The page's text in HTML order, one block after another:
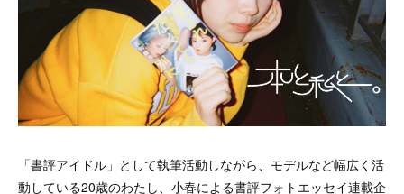
「書評アイドル」として執筆活動しながら、モデルなど幅広く活
動している20歳のわたし、小春による書評フォトエッセイ連載企